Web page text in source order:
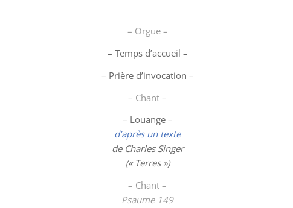
– Orgue –
– Temps d’accueil –
– Prière d’invocation –
– Chant –
– Louange –
d’après un texte
de Charles Singer
(« Terres »)
– Chant –
Psaume 149